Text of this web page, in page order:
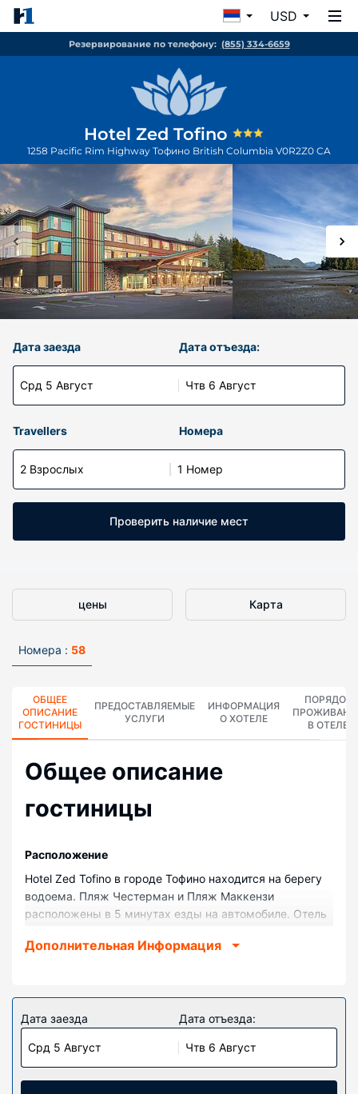
USD
Резервирование по телефону: (855) 334-6659
Hotel Zed Tofino
1258 Pacific Rim Highway Тофино British Columbia V0R2Z0 CA
Дата заезда
Срд 5 Август
Дата отъезда:
Чтв 6 Август
Travellers Номера
2 Взрослых 1 Номер
Проверить наличие мест
цены Карта
Номера : 58
ОБЩЕЕ
ОПИСАНИЕ
ГОСТИНИЦЫ
ПРЕДОСТАВЛЯЕМЫЕ
УСЛУГИ
ИНФОРМАЦИЯ
О ХОТЕЛЕ
ПОРЯДОК
В ОТЕЛЕ
Общее описание
гостиницы
Pасположение
Hotel Zed Tofino в городе Тофино находится на берегу
водоема. Пляж Честерман и Пляж Маккензи
расположены в 5 минутах езды на автомобиле. Отель
расположением: Ботанический сад Тофино находится в
Почувствуйте себя как дома в одном из 58 номеров.
Бесплатный беспроводной доступ к интернету
позволит вам всегда оставаться на связи. Собственные
ванные комнаты, душ. Предоставляется душ с
дождевой насадкой и бесплатные туалетные
Дополнительная Информация
Дата заезда
Срд 5 Август
Дата отъезда:
Чтв 6 Август